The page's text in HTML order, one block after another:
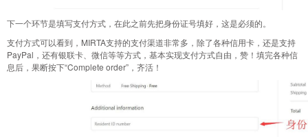
下一个环节是填写支付方式，在此之前先把身份证号填好，这是必须的。
支付方式可以看到，MIRTA支持的支付渠道非常多，除了各种信用卡，还是支持
PayPal，还有银联卡、微信等等方式，基本实现支付方式自由，赞！填完各种信
息后，果断按下“Complete order”，齐活！